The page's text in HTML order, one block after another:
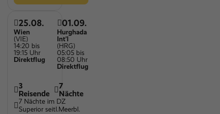
25.08.
Wien
(VIE)
14:20 bis
19:15 Uhr
Direktflug
01.09.
Hurghada
Int'l
(HRG)
05:05 bis
08:50 Uhr
Direktflug
3
Reisende
7
Nächte
7 Nächte im DZ
Superior seitl.Meerbl.